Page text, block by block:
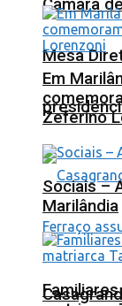
Câmara
Mesa
Em
Zeferino
Sociais –
Marilândia